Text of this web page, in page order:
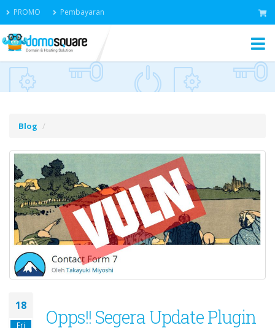
PROMO Pembayaran
Blog
18
Fri
Opps!! Segera Update Plugin